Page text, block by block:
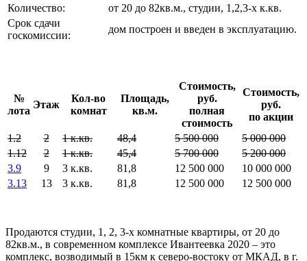
Количество:
от 20 до 82кв.м., студии, 1,2,3-х к.кв.
Срок сдачи
госкомиссии:
дом построен и введен в эксплуатацию.
№
лота
Этаж
Кол-во
комнат
Площадь,
кв.м.
Стоимость,
руб.
полная
стоимость
Стоимость,
руб.
по акции
1.2
2 1 к.кв. 48,4 5 500 000
5 000 000
1.12
2 1 к.кв. 45,4 5 700 000
5 200 000
3.9
9 3 к.кв. 81,8 12 500 000
10 000 000
3.13
13 3 к.кв. 81,8 12 500 000 12 500 000
Продаются студии, 1, 2, 3-х комнатные квартиры, от 20 до
82кв.м., в современном комплексе Ивантеевка 2020 – это
комплекс, возводимый в 15км к северо-востоку от МКАД, в г.